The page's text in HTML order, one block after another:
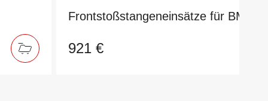
Frontstoßstangeneinsätze für BMW
921 €